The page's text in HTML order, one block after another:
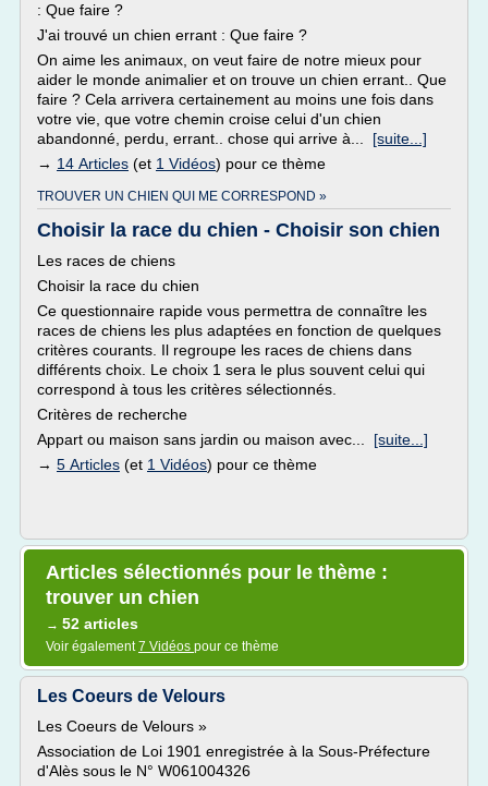
: Que faire ?
J'ai trouvé un chien errant : Que faire ?
On aime les animaux, on veut faire de notre mieux pour
aider le monde animalier et on trouve un chien errant.. Que
faire ? Cela arrivera certainement au moins une fois dans
votre vie, que votre chemin croise celui d'un chien
abandonné, perdu, errant.. chose qui arrive à... [suite...]
→ 14 Articles (et 1 Vidéos) pour ce thème
TROUVER UN CHIEN QUI ME CORRESPOND »
Choisir la race du chien - Choisir son chien
Les races de chiens
Choisir la race du chien
Ce questionnaire rapide vous permettra de connaître les
races de chiens les plus adaptées en fonction de quelques
critères courants. Il regroupe les races de chiens dans
différents choix. Le choix 1 sera le plus souvent celui qui
correspond à tous les critères sélectionnés.
Critères de recherche
Appart ou maison sans jardin ou maison avec... [suite...]
→ 5 Articles (et 1 Vidéos) pour ce thème
Articles sélectionnés pour le thème :
trouver un chien
→ 52 articles
Voir également7 Vidéos pour ce thème
Les Coeurs de Velours
Les Coeurs de Velours »
Association de Loi 1901 enregistrée à la Sous-Préfecture
d'Alès sous le N° W061004326